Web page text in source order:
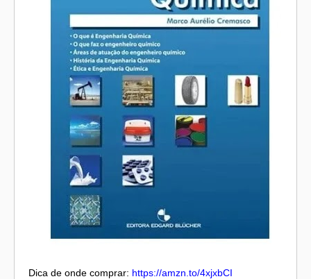
Dica de onde comprar: https://amzn.to/4xjxbCI